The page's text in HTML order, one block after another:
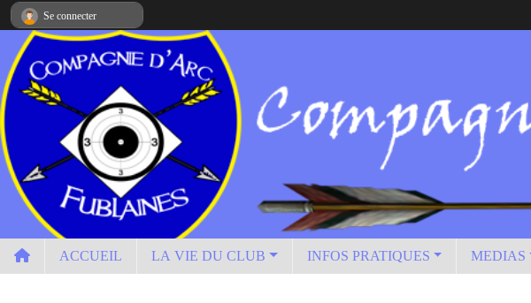
ACCUEIL LA VIE DU CLUB INFOS PRATIQUES MEDIAS
Se connecter
Panneau de gestion des cookies